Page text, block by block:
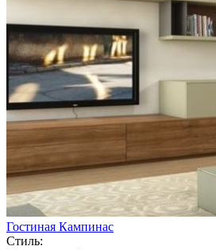
Гостиная Кампинас
Стиль: